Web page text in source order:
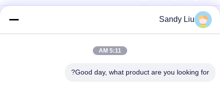
50 هرتز تردد محرك العاكس العزل الصف F عاكس التردد المتغير
محول تردد تيار متردد لمحرك PMSM بنسبة 150% للحماية من الحمل
Sandy Liu
5:11 AM
Good day, what product are you looking for?